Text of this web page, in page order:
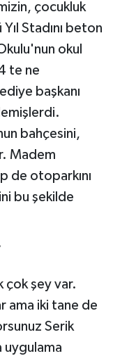
çocukluk
Stadını beton
okul
te ne
başkanı
bahçesini,
Madem
de otoparkını
bu şekilde
çok şey var.
ama iki tane de
Serik
uygulama